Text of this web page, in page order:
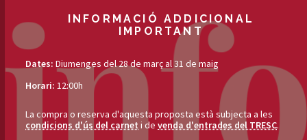
INFORMACIÓ ADDICIONAL
IMPORTANT
Dates: Diumenges del 28 de març al 31 de maig
Horari: 12:00h
La compra o reserva d'aquesta proposta està subjecta a les
condicions d'ús del carnet i de venda d'entrades del TRESC.